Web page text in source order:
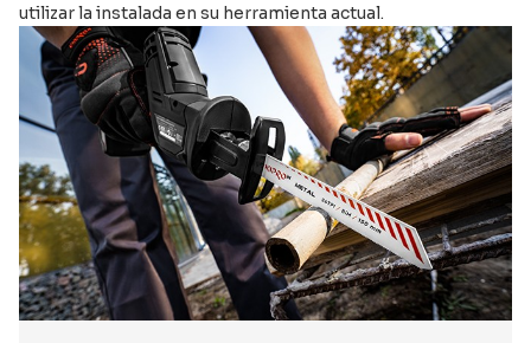
utilizar la instalada en su herramienta actual.